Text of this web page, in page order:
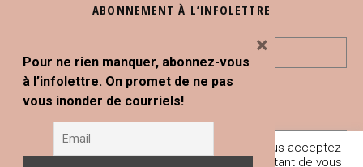
ABONNEMENT À L’INFOLETTRE
Tous droits réservés © Blogue Le Snack Bar 2020
En poursuivant votre navigation sur ce site, vous acceptez
l'utilisation de traceurs (cookies) nous permettant de vous
Pour ne rien manquer, abonnez-vous
à l’infolettre. On promet de ne pas
vous inonder de courriels!
×